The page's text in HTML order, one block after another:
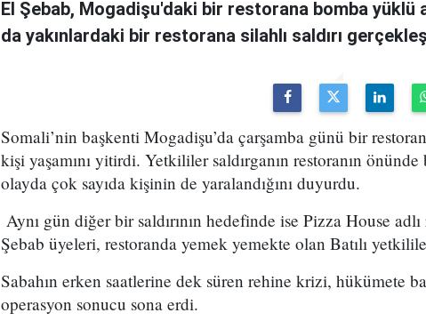
El Şebab, Mogadişu'daki bir restorana bomba yüklü
da yakınlardaki bir restorana silahlı saldırı
Somali’nin başkenti Mogadişu’da çarşamba günü bir
kişi yaşamını yitirdi. Yetkililer saldırganın restoranın
olayda çok sayıda kişinin de yaralandığını duyurdu.
Aynı gün diğer bir saldırının hedefinde ise Pizza House
Şebab üyeleri, restoranda yemek yemekte olan Batılı
Sabahın erken saatlerine dek süren rehine krizi, hükümete
operasyon sonucu sona erdi.